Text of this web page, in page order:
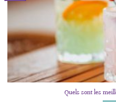
Quels sont les